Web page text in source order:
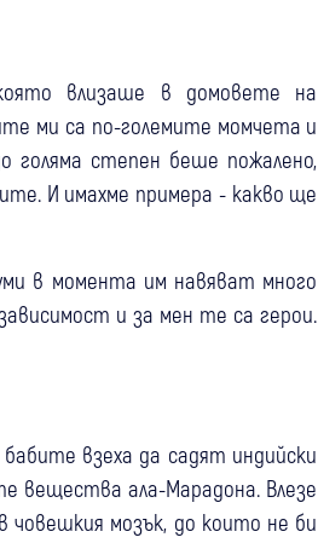
влизаше в домовете на
ми са по-големите момчета и
степен беше пожалено,
И имахме примера - какво ще
в момента им навяват много
и за мен те са герои.
взеха да садят индийски
вещества ала-Марадона. Влезе
мозък, до които не би